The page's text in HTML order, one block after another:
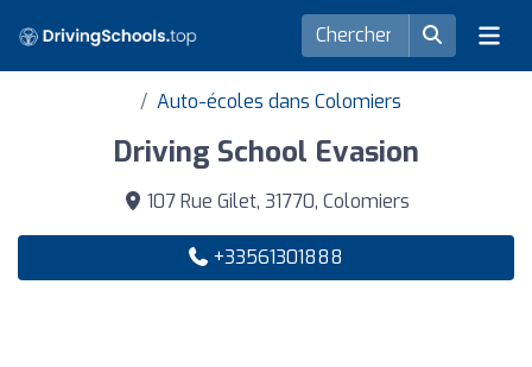
Auto-écoles dans Colomiers
Driving School Evasion
107 Rue Gilet, 31770, Colomiers
+33561301888